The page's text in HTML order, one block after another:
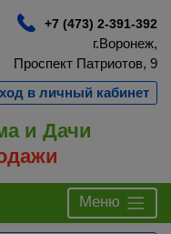
+7 (473) 2-391-392
г.Воронеж,
Проспект Патриотов, 9
в личный кабинет
и Дачи
Меню